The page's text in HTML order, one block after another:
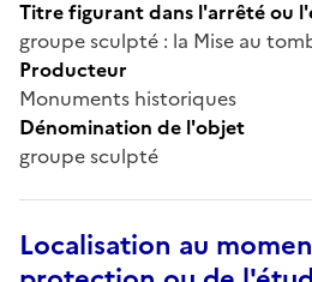
Titre figurant dans l'arrêté ou
groupe sculpté : la Mise au
Producteur
Monuments historiques
Dénomination de l'objet
groupe sculpté
Localisation au